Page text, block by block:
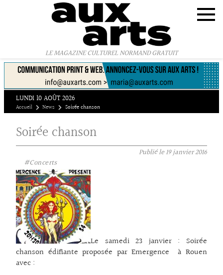
LE MAGAZINE CULTUREL NORMAND GRATUIT
LUNDI 10 AOÛT 2026
Accueil News Soirée chanson
Soirée chanson
Publié le19 janvier 2016
#Concerts
Le samedi 23 janvier : Soirée
chanson édifiante proposée par Emergence à Rouen
avec :
Panneau de gestion des cookies